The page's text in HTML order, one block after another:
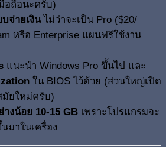
อถือนะครับ)
จ่ายเงินไม่ว่าจะเป็น Pro ($20/
หรือ Enterprise แผนฟรีใช้งาน
แนะนำ Windows Pro ขึ้นไป และ
ใน BIOS ไว้ด้วย (ส่วนใหญ่เปิด
มัยใหม่ครับ)
างน้อย 10-15 GB เพราะโปรแกรมจะ
มาในเครื่อง